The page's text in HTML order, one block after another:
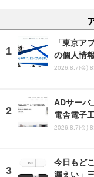
「東京ア
の個人情
2026.8.7(金)
ADサーバ
電舎電子
2026.8.7(金)
今日もど
漏えい」